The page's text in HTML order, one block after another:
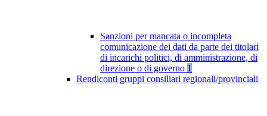
Sanzioni per mancata o incompleta
comunicazione dei dati da parte dei titolari
di incarichi politici, di amministrazione, di
direzione o di governo 1
Rendiconti gruppi consiliari regionali/provinciali